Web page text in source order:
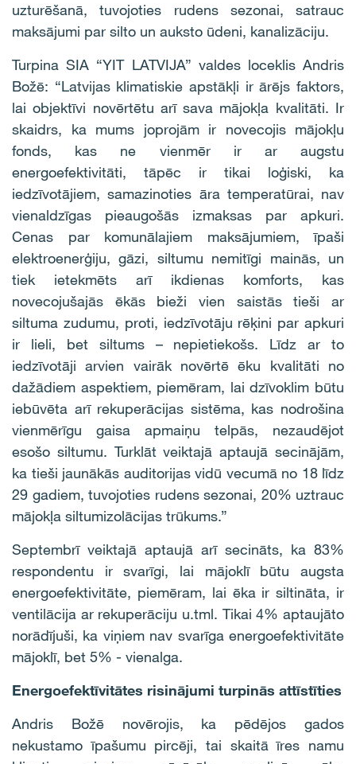
uzturēšanā, tuvojoties rudens sezonai, satrauc
maksājumi par silto un auksto ūdeni, kanalizāciju.
Turpina SIA “YIT LATVIJA” valdes loceklis Andris
Božē: “Latvijas klimatiskie apstākļi ir ārējs faktors,
lai objektīvi novērtētu arī sava mājokļa kvalitāti. Ir
skaidrs, ka mums joprojām ir novecojis mājokļu
fonds, kas ne vienmēr ir ar augstu
energoefektivitāti, tāpēc ir tikai loģiski, ka
iedzīvotājiem, samazinoties āra temperatūrai, nav
vienaldzīgas pieaugošās izmaksas par apkuri.
Cenas par komunālajiem maksājumiem, īpaši
elektroenerģiju, gāzi, siltumu nemitīgi mainās, un
tiek ietekmēts arī ikdienas komforts, kas
novecojušajās ēkās bieži vien saistās tieši ar
siltuma zudumu, proti, iedzīvotāju rēķini par apkuri
ir lieli, bet siltums – nepietiekošs. Līdz ar to
iedzīvotāji arvien vairāk novērtē ēku kvalitāti no
dažādiem aspektiem, piemēram, lai dzīvoklim būtu
iebūvēta arī rekuperācijas sistēma, kas nodrošina
vienmērīgu gaisa apmaiņu telpās, nezaudējot
esošo siltumu. Turklāt veiktajā aptaujā secinājām,
ka tieši jaunākās auditorijas vidū vecumā no 18 līdz
29 gadiem, tuvojoties rudens sezonai, 20% uztrauc
mājokļa siltumizolācijas trūkums.”
Septembrī veiktajā aptaujā arī secināts, ka 83%
respondentu ir svarīgi, lai mājoklī būtu augsta
energoefektivitāte, piemēram, lai ēka ir siltināta, ir
ventilācija ar rekuperāciju u.tml. Tikai 4% aptaujāto
norādījuši, ka viņiem nav svarīga energoefektivitāte
mājoklī, bet 5% - vienalga.
Energoefektīvitātes risinājumi turpinās attīstīties
Andris Božē novērojis, ka pēdējos gados
nekustamo īpašumu pircēji, tai skaitā īres namu